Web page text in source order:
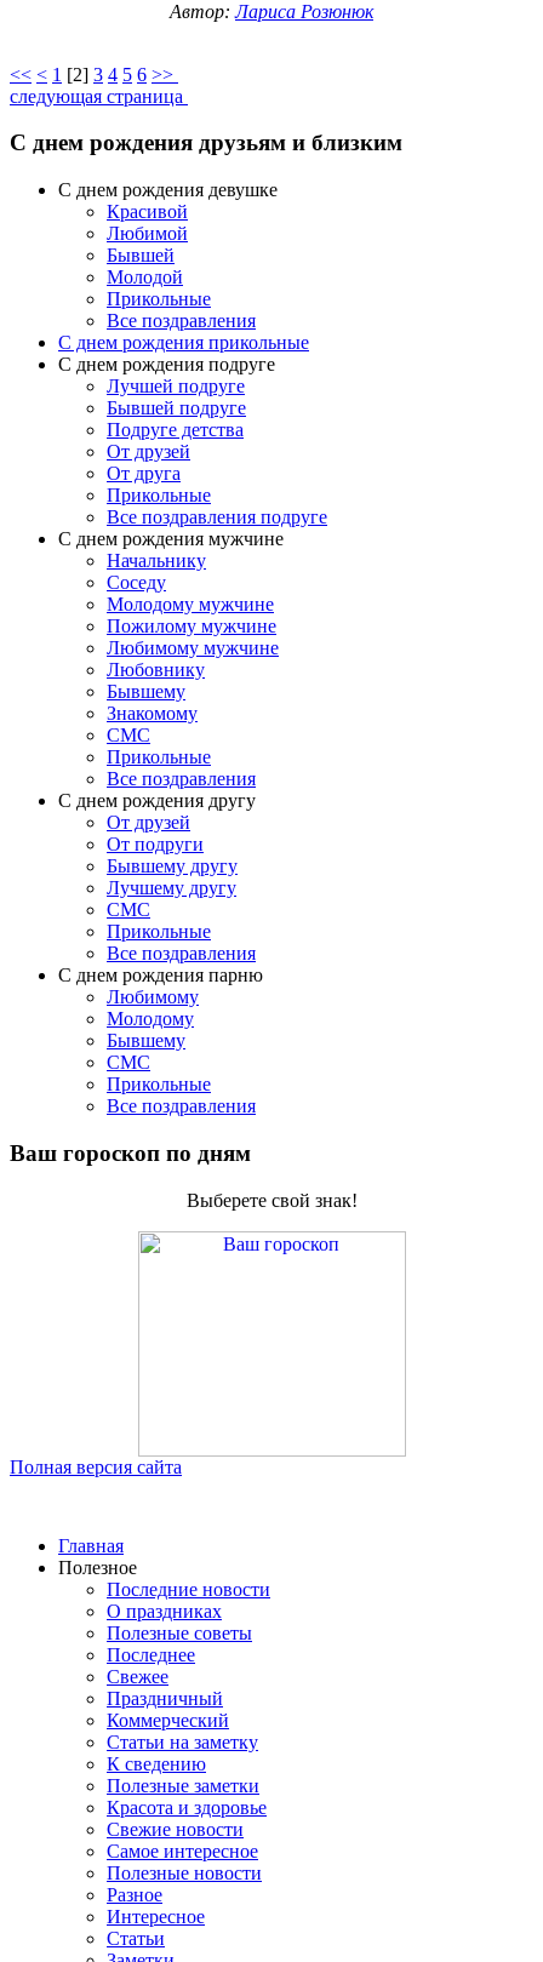
Автор:Лариса Розюнюк
<< < 1 [2] 3 4 5 6 >>
следующая страница
С днем рождения друзьям и близким
С днем рождения девушке
Красивой
Любимой
Бывшей
Молодой
Прикольные
Все поздравления
С днем рождения прикольные
С днем рождения подруге
Лучшей подруге
Бывшей подруге
Подруге детства
От друзей
От друга
Прикольные
Все поздравления подруге
С днем рождения мужчине
Начальнику
Соседу
Молодому мужчине
Пожилому мужчине
Любимому мужчине
Любовнику
Бывшему
Знакомому
СМС
Прикольные
Все поздравления
С днем рождения другу
От друзей
От подруги
Бывшему другу
Лучшему другу
СМС
Прикольные
Все поздравления
C днем рождения парню
Любимому
Молодому
Бывшему
СМС
Прикольные
Все поздравления
Ваш гороскоп по дням
Выберете свой знак!
Полная версия сайта
Главная
Полезное
Последние новости
О праздниках
Полезные советы
Последнее
Свежее
Праздничный
Коммерческий
Статьи на заметку
К сведению
Полезные заметки
Красота и здоровье
Свежие новости
Самое интересное
Полезные новости
Разное
Интересное
Статьи